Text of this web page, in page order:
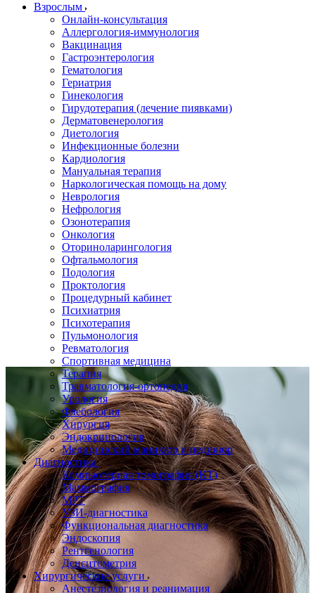
Взрослым
Онлайн-консультация
Аллергология-иммунология
Вакцинация
Гастроэнтерология
Гематология
Гериатрия
Гинекология
Гирудотерапия (лечение пиявками)
Дерматовенерология
Диетология
Инфекционные болезни
Кардиология
Мануальная терапия
Наркологическая помощь на дому
Неврология
Нефрология
Озонотерапия
Онкология
Оториноларингология
Офтальмология
Подология
Проктология
Процедурный кабинет
Психиатрия
Психотерапия
Пульмонология
Ревматология
Спортивная медицина
Терапия
Травматология-ортопедия
Урология
Флебология
Хирургия
Эндокринология
Медицинский маникюр и педикюр
Диагностика
Компьютерная томография (КТ)
Маммография
МРТ
УЗИ-диагностика
Функциональная диагностика
Эндоскопия
Рентгенология
Денситометрия
Хирургические услуги
Анестезиология и реанимация